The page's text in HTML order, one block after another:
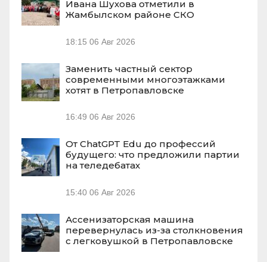
Ивана Шухова отметили в
Жамбылском районе СКО
18:15 06 Авг 2026
Заменить частный сектор
современными многоэтажками
хотят в Петропавловске
16:49 06 Авг 2026
От ChatGPT Edu до профессий
будущего: что предложили партии
на теледебатах
15:40 06 Авг 2026
Ассенизаторская машина
перевернулась из-за столкновения
с легковушкой в Петропавловске